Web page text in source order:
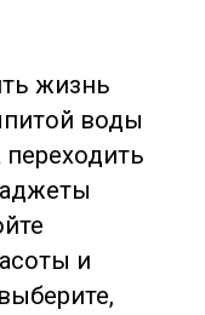
жизнь
воды
переходить
и